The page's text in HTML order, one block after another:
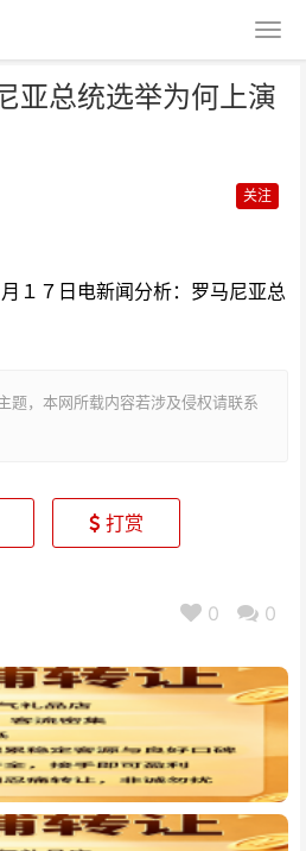
亚总统选举为何上演
关注
１７日电新闻分析：罗马尼亚总
题，本网所载内容若涉及侵权请联系
打赏
0 0